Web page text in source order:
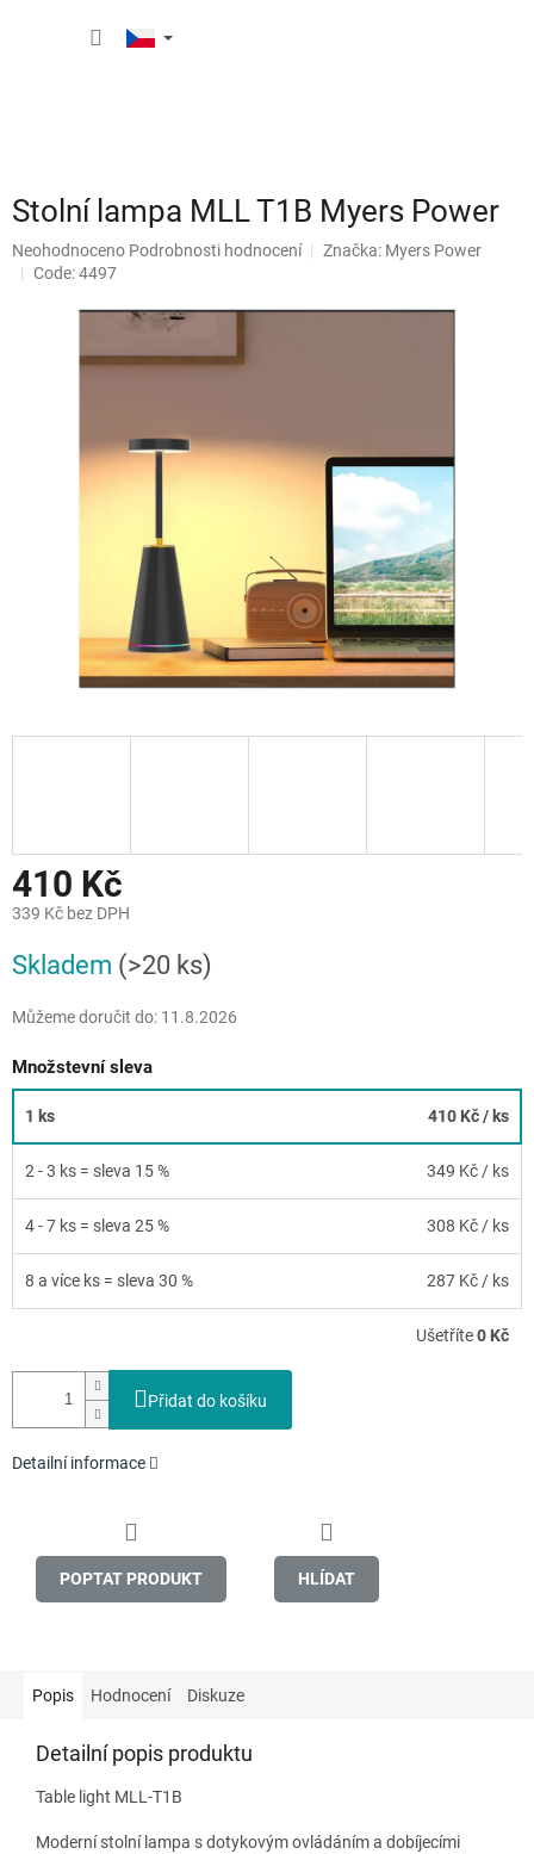
Stolní lampa MLL T1B Myers Power
Průměrné
hodnocení
Neohodnoceno Podrobnosti hodnocení Značka: Myers Power
Code: 4497
410 Kč
339 Kč bez DPH
cena:
Skladem (>20 ks)
Můžeme doručit do: 11.8.2026
Množstevní sleva
1 ks 410 Kč/ ks
2 - 3 ks = sleva 15 % 349 Kč / ks
4 - 7 ks = sleva 25 % 308 Kč / ks
8 a více ks = sleva 30 % 287 Kč / ks
Ušetříte0 Kč
Přidat do košíku
Detailní informace
POPTAT PRODUKT HLÍDAT
Popis Hodnocení Diskuze
Detailní popis produktu
Table light MLL-T1B
Moderní stolní lampa s dotykovým ovládáním a dobíjecími